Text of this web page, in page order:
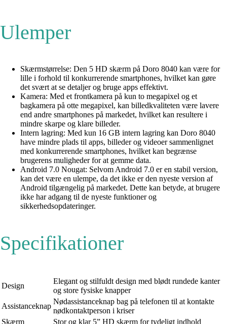
Ulemper
Skærmstørrelse: Den 5 HD skærm på Doro 8040 kan være for
lille i forhold til konkurrerende smartphones, hvilket kan gøre
det svært at se detaljer og bruge apps effektivt.
Kamera: Med et frontkamera på kun to megapixel og et
bagkamera på otte megapixel, kan billedkvaliteten være lavere
end andre smartphones på markedet, hvilket kan resultere i
mindre skarpe og klare billeder.
Intern lagring: Med kun 16 GB intern lagring kan Doro 8040
have mindre plads til apps, billeder og videoer sammenlignet
med konkurrerende smartphones, hvilket kan begrænse
brugerens muligheder for at gemme data.
Android 7.0 Nougat: Selvom Android 7.0 er en stabil version,
kan det være en ulempe, da det ikke er den nyeste version af
Android tilgængelig på markedet. Dette kan betyde, at brugere
ikke har adgang til de nyeste funktioner og
sikkerhedsopdateringer.
Specifikationer
Design
Elegant og stilfuldt design med blødt rundede kanter
og store fysiske knapper
Assistanceknap
Nødassistanceknap bag på telefonen til at kontakte
nødkontaktperson i kriser
Skærm
Stor og klar 5” HD skærm for tydeligt indhold